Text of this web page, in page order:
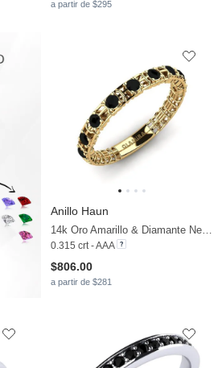
a partir de $295
Anillo Haun
14k Oro Amarillo & Diamante Negro
0.315 crt - AAA
$806.00
a partir de $281